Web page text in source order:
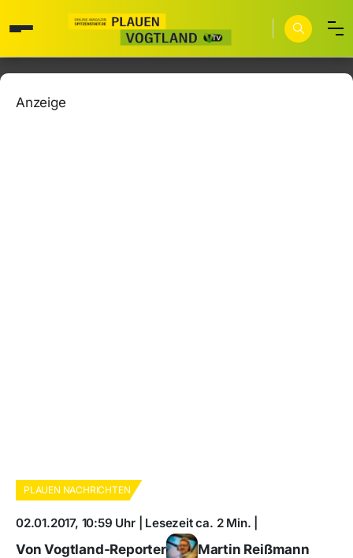
Anzeige
PLAUEN NACHRICHTEN
02.01.2017, 10:59 Uhr | Lesezeit ca. 2 Min. |
Von Vogtland-Reporter Martin Reißmann